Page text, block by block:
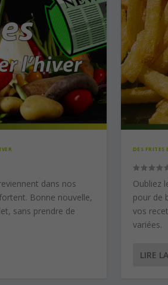
dans nos
Bonne nouvelle,
sans prendre de
DES FRITES
Oubliez
pour de
vos
variées.
LIRE